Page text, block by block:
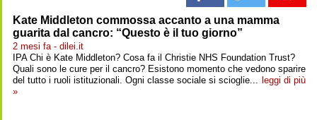
Kate Middleton commossa accanto a una mamma
guarita dal cancro: “Questo è il tuo giorno”
2 mesi fa - dilei.it
IPA Chi è Kate Middleton? Cosa fa il Christie NHS Foundation Trust?
Quali sono le cure per il cancro? Esistono momento che vedono sparire
del tutto i ruoli istituzionali. Ogni classe sociale si scioglie... leggi di più
»